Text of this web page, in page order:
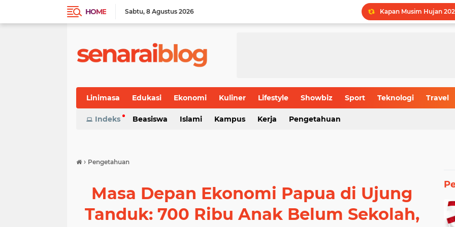
HOME Sabtu 8 Agustus 2026
Kapan Musim Hujan
LPDP STEM Industri
Batas Usia Maksimal
Linimasa Edukasi Ekonomi Kuliner Lifestyle Showbiz Sport Teknologi Travel
Indeks Beasiswa Islami Kampus Kerja Pengetahuan
› Pengetahuan
Masa Depan Ekonomi Papua di Ujung
Tanduk: 700 Ribu Anak Belum Sekolah,